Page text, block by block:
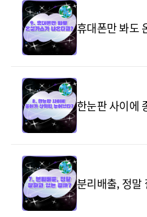
휴대폰만 봐도
한눈판 사이에
분리배출, 정말